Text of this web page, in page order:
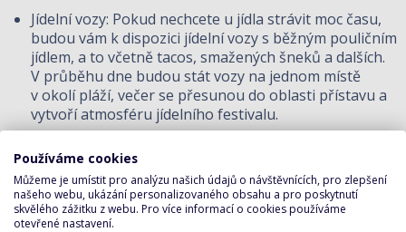
Jídelní vozy: Pokud nechcete u jídla strávit moc času,
budou vám k dispozici jídelní vozy s běžným pouličním
jídlem, a to včetně tacos, smažených šneků a dalších.
V průběhu dne budou stát vozy na jednom místě
v okolí pláží, večer se přesunou do oblasti přístavu a
vytvoří atmosféru jídelního festivalu.
Tyto služby budou v nabídce za speciální poplatek
s možností pořízení nápojového balíčku. Díky tomu, že
loď bude snadno přístupná, hosté na ni budou schopni
Používáme cookies
Můžeme je umístit pro analýzu našich údajů o návštěvnících, pro zlepšení
našeho webu, ukázání personalizovaného obsahu a pro poskytnutí
skvělého zážitku z webu. Pro více informací o cookies používáme
otevřené nastavení.